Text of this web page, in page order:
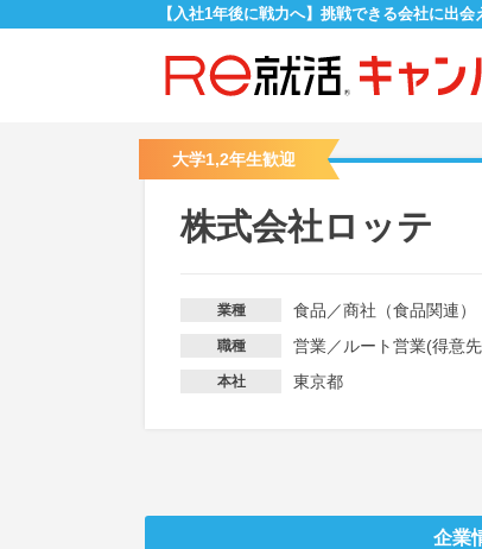
【入社1年後に戦力へ】挑戦できる会社に出会
大学1,2年生歓迎
株式会社ロッテ
業種 食品 ／商社（食品関連）
職種 営業／ ルート営業(得意
本社 東京都
企業